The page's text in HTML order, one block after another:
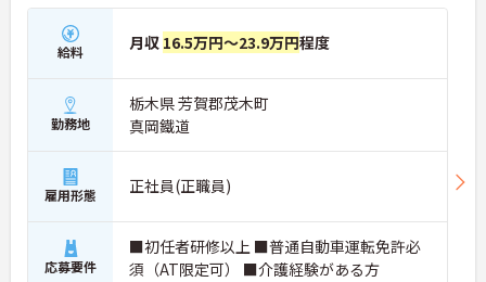
給料 月収 16.5万円～23.9万円程度
勤務地
栃木県 芳賀郡茂木町
真岡鐵道
雇用形態 正社員(正職員)
応募要件
■初任者研修以上 ■普通自動車運転免許必
須（AT限定可） ■介護経験がある方